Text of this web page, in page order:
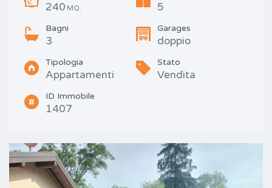
240 MQ. 5
Bagni
3
Garages
doppio
Tipologia
Appartamenti
Stato
Vendita
ID Immobile
1407